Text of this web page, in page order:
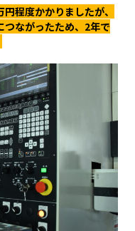
程度かかりましたが、
ながったため、2年で